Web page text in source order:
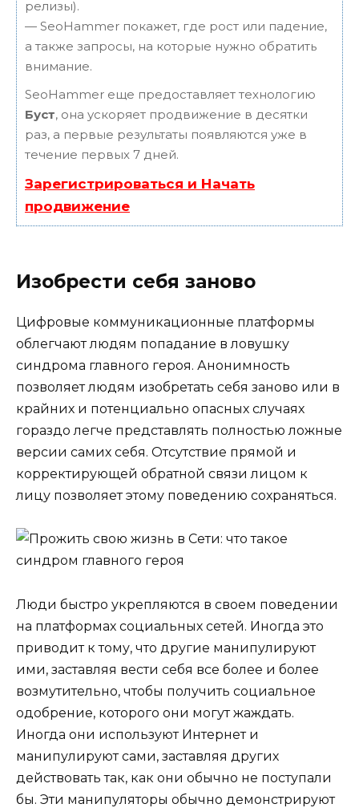
релизы).
— SeoHammer покажет, где рост или падение,
а также запросы, на которые нужно обратить
внимание.
SeoHammer еще предоставляет технологию
Буст, она ускоряет продвижение в десятки
раз, а первые результаты появляются уже в
течение первых 7 дней.
Зарегистрироваться и Начать
продвижение
Изобрести себя заново
Цифровые коммуникационные платформы
облегчают людям попадание в ловушку
синдрома главного героя. Анонимность
позволяет людям изобретать себя заново или в
крайних и потенциально опасных случаях
гораздо легче представлять полностью ложные
версии самих себя. Отсутствие прямой и
корректирующей обратной связи лицом к
лицу позволяет этому поведению сохраняться.
Люди быстро укрепляются в своем поведении
на платформах социальных сетей. Иногда это
приводит к тому, что другие манипулируют
ими, заставляя вести себя все более и более
возмутительно, чтобы получить социальное
одобрение, которого они могут жаждать.
Иногда они используют Интернет и
манипулируют сами, заставляя других
действовать так, как они обычно не поступали
бы. Эти манипуляторы обычно демонстрируют